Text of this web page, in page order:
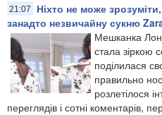
21:07
Ніхто не може
занадто незвичайну сукню
Мешканка
стала зіркою
поділилася
правильно
розлетілося
переглядів і сотні коментарів,